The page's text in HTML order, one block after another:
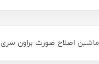
ماشین اصلاح صورت براون سری 5 مدل 51.M1000s